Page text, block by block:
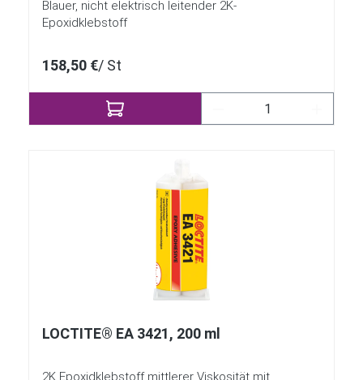
Blauer, nicht elektrisch leitender 2K-
Epoxidklebstoff
158,50 €/ St
Produkt Anzahl:
LOCTITE® EA 3421, 200 ml
2K Epoxidklebstoff mittlerer Viskosität mit